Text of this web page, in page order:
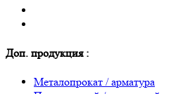
Доп. продукция :
Металопрокат / арматура